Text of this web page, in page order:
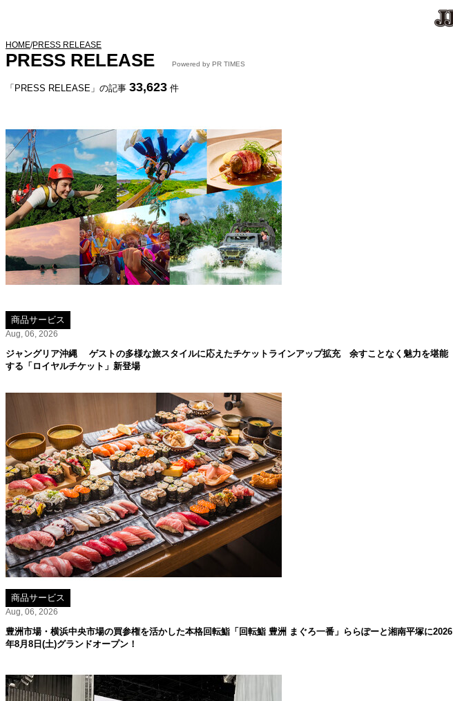
HOME/PRESS RELEASE
PRESS RELEASE Powered by PR TIMES
「PRESS RELEASE」の記事 33,623 件
商品サービス
Aug, 06, 2026
ジャングリア沖縄 ゲストの多様な旅スタイルに応えたチケットラインアップ拡充 余すことなく魅力を堪能
する「ロイヤルチケット」新登場
商品サービス
Aug, 06, 2026
豊洲市場・横浜中央市場の買参権を活かした本格回転鮨「回転鮨 豊洲 まぐろ一番」ららぽーと湘南平塚に2026
年8月8日(土)グランドオープン！